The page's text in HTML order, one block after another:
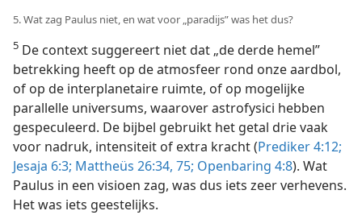
5. Wat zag Paulus niet, en wat voor „paradijs” was het dus?
5 De context suggereert niet dat „de derde hemel”
betrekking heeft op de atmosfeer rond onze aardbol,
of op de interplanetaire ruimte, of op mogelijke
parallelle universums, waarover astrofysici hebben
gespeculeerd. De bijbel gebruikt het getal drie vaak
voor nadruk, intensiteit of extra kracht (Prediker 4:12;
Jesaja 6:3; Mattheüs 26:34, 75; Openbaring 4:8). Wat
Paulus in een visioen zag, was dus iets zeer verhevens.
Het was iets geestelijks.